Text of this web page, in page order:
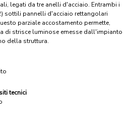
legati da tre anelli d'acciaio. Entrambi i
sottili pannelli d'acciaio rettangolari
parziale accostamento permette,
di strisce luminose emesse dall'impianto
della struttura.
tecnici